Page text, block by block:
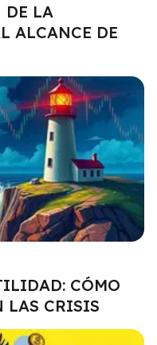
DE LA
ALCANCE DE
CÓMO
LAS CRISIS